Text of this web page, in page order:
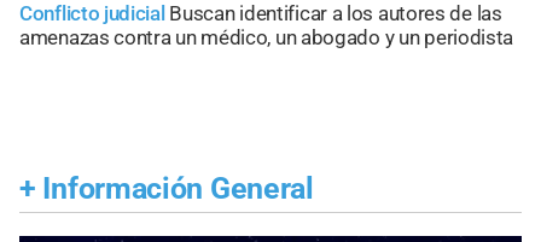
Conflicto judicial Buscan identificar a los autores de las
amenazas contra un médico, un abogado y un periodista
+ Información General